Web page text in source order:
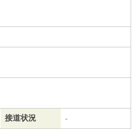
接道状況 -